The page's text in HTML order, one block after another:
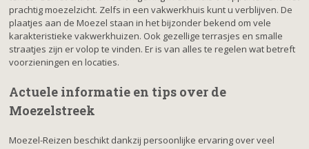
prachtig moezelzicht. Zelfs in een vakwerkhuis kunt u verblijven. De
plaatjes aan de Moezel staan in het bijzonder bekend om vele
karakteristieke vakwerkhuizen. Ook gezellige terrasjes en smalle
straatjes zijn er volop te vinden. Er is van alles te regelen wat betreft
voorzieningen en locaties.
Actuele informatie en tips over de
Moezelstreek
Moezel-Reizen beschikt dankzij persoonlijke ervaring over veel